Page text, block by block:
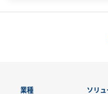
業種 ソリ